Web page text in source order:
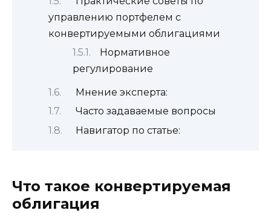
управлению портфелем с
конвертируемыми облигациями
Нормативное
регулирование
Мнение эксперта:
Часто задаваемые вопросы
Навигатор по статье:
Что такое конвертируемая
облигация